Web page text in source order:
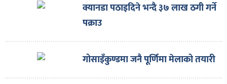
क्यानडा पठाइदिने भन्दै ३७ लाख ठगी गर्ने
पक्राउ
गोसाइँकुण्डमा जनै पूर्णिमा मेलाको तयारी